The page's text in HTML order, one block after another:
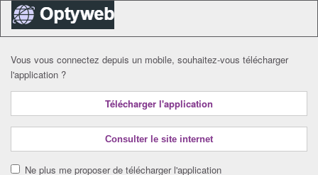
Vous vous connectez depuis un mobile, souhaitez-vous télécharger
l'application ?
Télécharger l'application
Consulter le site internet
Ne plus me proposer de télécharger l'application